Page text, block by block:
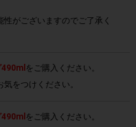
がございますのでご了承く
をご購入ください。
をつけください。
をご購入ください。